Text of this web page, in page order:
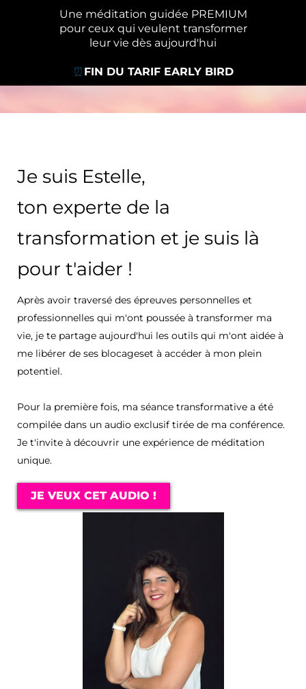
Une méditation guidée PREMIUM
pour ceux qui veulent transformer
leur vie dès aujourd'hui
⏰ FIN DU TARIF EARLY BIRD
Je suis Estelle,
ton experte de la
transformation et je suis là
pour t'aider !
Après avoir traversé des épreuves personnelles et
professionnelles qui m'ont poussée à transformer ma
vie, je te partage aujourd'hui les outils qui m'ont aidée à
me libérer de ses blocageset à accéder à mon plein
potentiel.
Pour la première fois, ma séance transformative a été
compilée dans un audio exclusif tirée de ma conférence.
Je t'invite à découvrir une expérience de méditation
unique.
JE VEUX CET AUDIO !